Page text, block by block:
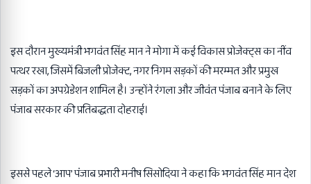
इस दौरान मुख्यमंत्री भगवंत सिंह मान ने मोगा में कई विकास प्रोजेक्ट्स का नींव
पत्थर रखा,जिसमें बिजली प्रोजेक्ट,नगर निगम सड़कों की मरम्मत और प्रमुख
सड़कों का अपग्रेडेशन शामिल है। उन्होंने रंगला और जीवंत पंजाब बनाने के लिए
पंजाब सरकार की प्रतिबद्धता दोहराई।
इससे पहले ‘आप’ पंजाब प्रभारी मनीष सिसोदिया ने कहा कि भगवंत सिंह मान देश